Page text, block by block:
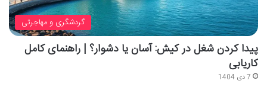
گردشگری و مهاجرتی
پیدا کردن شغل در کیش: آسان یا دشوار؟ | راهنمای کامل
کاریابی
7 دی 1404